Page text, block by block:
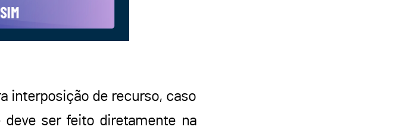
interposição de recurso, caso
deve ser feito diretamente na